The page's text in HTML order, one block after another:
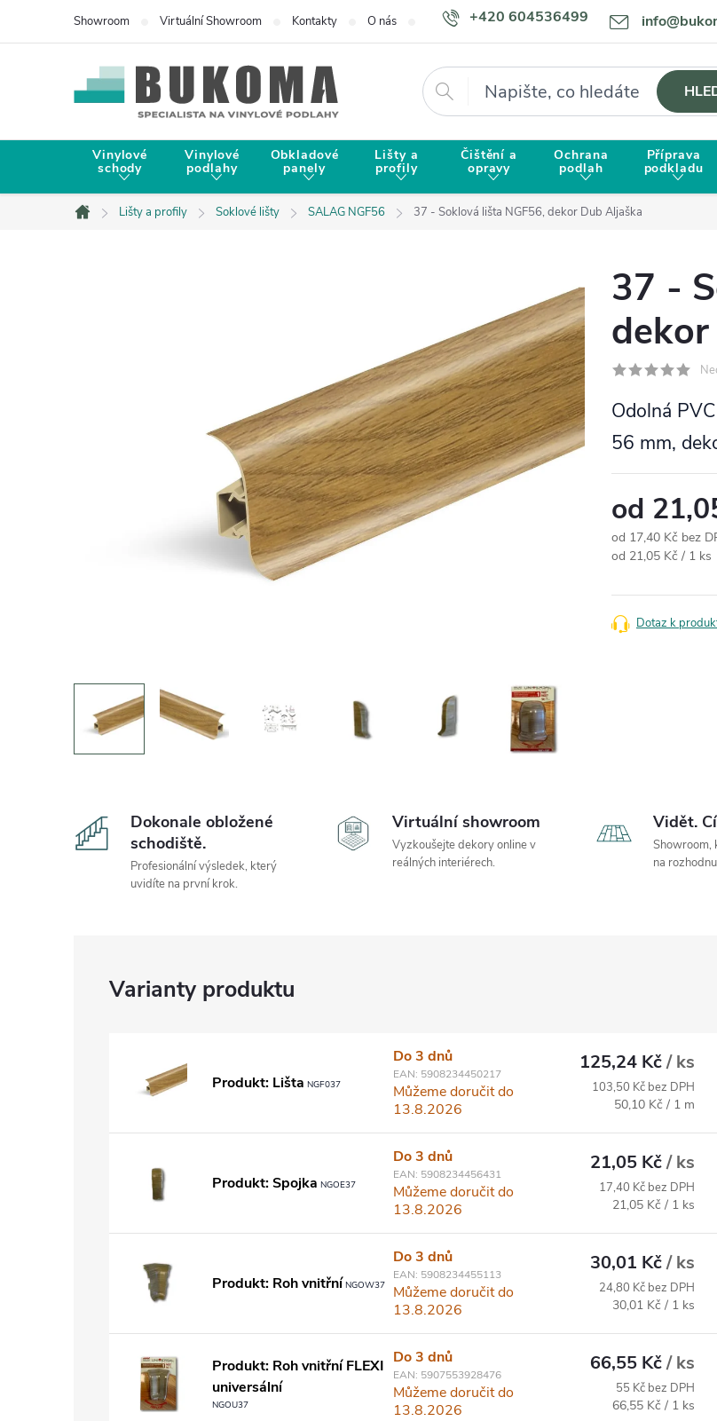
+420 604536499
Showroom Virtuální Showroom Kontakty O nás Doprava a platba Proč zvolit BUKOMU?
Hledat
Vinylové
schody
Vinylové
podlahy
Obkladové
panely
Lišty a
profily
Čištění a
opravy
Ochrana
podlah
Příprava
podkladu
Domů
Lišty a profily Soklové lišty SALAG NGF56 37 - Soklová lišta NGF56, dekor Dub Aljaška
37 -
Odolná
56 mm,
od
od 17,40 Kč bez
Měrná cena:
od 21,05 Kč / 1 ks
Dotaz k
Dokonale obložené
schodiště.
Profesionální výsledek, který
uvidíte na první krok.
Virtuální showroom
Vyzkoušejte dekory online v
reálných interiérech.
Vidět.
Showroom,
na
Produkt: Lišta NGF037
Do 3 dnů
EAN: 5908234450217
Můžeme doručit do
13.8.2026
125,24 Kč/ ks
103,50 Kč bez DPH
Měrná cena:
50,10 Kč / 1 m
Produkt: Spojka NGOE37
Do 3 dnů
EAN: 5908234456431
Můžeme doručit do
13.8.2026
21,05 Kč/ ks
17,40 Kč bez DPH
Měrná cena:
21,05 Kč / 1 ks
Produkt: Roh vnitřní NGOW37
Do 3 dnů
EAN: 5908234455113
Můžeme doručit do
13.8.2026
30,01 Kč/ ks
24,80 Kč bez DPH
Měrná cena:
30,01 Kč / 1 ks
Produkt: Roh vnitřní FLEXI
universální
NGOU37
Do 3 dnů
EAN: 5907553928476
Můžeme doručit do
13.8.2026
66,55 Kč/ ks
55 Kč bez DPH
Měrná cena:
66,55 Kč / 1 ks